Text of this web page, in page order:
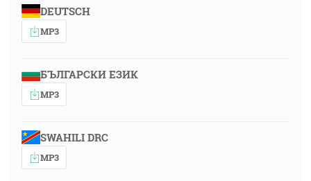
DEUTSCH
MP3
БЪЛГАРСКИ ЕЗИК
MP3
SWAHILI DRC
MP3